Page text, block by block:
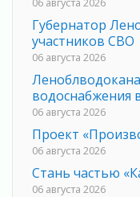
Губернатор
участников СВО
06 августа 2026
водоснабжения
06 августа 2026
Проект
06 августа 2026
Стань частью
06 августа 2026